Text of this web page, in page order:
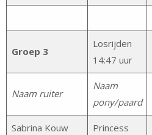
Groep 3
Losrijden
14:47 uur
Naam ruiter
Naam
pony/paard
Sabrina Kouw Princess